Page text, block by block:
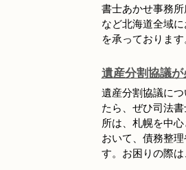
書士あかせ事務所
など北海道全域
を承っておりま
遺産分割協議
遺産分割協議に
たら、ぜひ司法
所は、札幌を中心
おいて、債務整
す。お困りの際